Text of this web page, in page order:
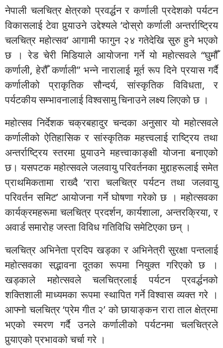
नेपाली चलचित्र क्षेत्रको प्रवर्द्धन र कर्णाली प्रदेशको पर्यटन
विकासलाई टेवा पुर्‍याउने उद्देश्यले ‘दोस्रो कर्णाली अन्तर्राष्ट्रिय
चलचित्र महोत्सव’ आगामी फागुन २४ गतेदेखि सुरु हुने भएको
छ । रेड चेरी मिडियाले आयोजना गर्ने यो महोत्सवले “घुमौँ
कर्णाली, हेरौँ कर्णाली” भन्ने नारालाई मूर्त रूप दिने प्रयास गर्दै
कर्णालीको प्राकृतिक सौन्दर्य, सांस्कृतिक विविधता, र
पर्यटकीय सम्भावनालाई विश्वसामु चिनाउने लक्ष्य लिएको छ ।
महोत्सव निर्देशक चक्रबहादुर चन्दका अनुसार यो महोत्सवले
कर्णालीको ऐतिहासिक र सांस्कृतिक महत्त्वलाई राष्ट्रिय तथा
अन्तर्राष्ट्रिय स्तरमा पुर्‍याउने महत्त्वाकाङ्क्षी योजना बनाएको
छ। यसपटक महोत्सवले जलवायु परिवर्तनका मुद्दाहरूलाई समेत
प्राथमिकतामा राख्दै ‘रारा चलचित्र पर्यटन तथा जलवायु
परिवर्तन समिट’ आयोजना गर्ने घोषणा गरेको छ । महोत्सवका
कार्यक्रमहरूमा चलचित्र प्रदर्शन, कार्यशाला, अन्तरक्रिया, र
अवार्ड समारोह जस्ता विविध गतिविधि समेटिएका छन् ।
चलचित्र अभिनेता प्रदिप खड्का र अभिनेत्री सुरक्षा पन्तलाई
महोत्सवका सद्भावना दूतका रूपमा नियुक्त गरिएको छ ।
खड्काले महोत्सवले चलचित्रलाई पर्यटन प्रवर्द्धनको
शक्तिशाली माध्यमका रूपमा स्थापित गर्ने विश्वास व्यक्त गरे ।
आफ्नो चलचित्र ‘प्रेम गीत २’ को छायाङ्कन रारा ताल क्षेत्रमा
भएको स्मरण गर्दै उनले कर्णालीको पर्यटनमा चलचित्रले
पुर्‍याएको प्रभावको चर्चा गरे ।